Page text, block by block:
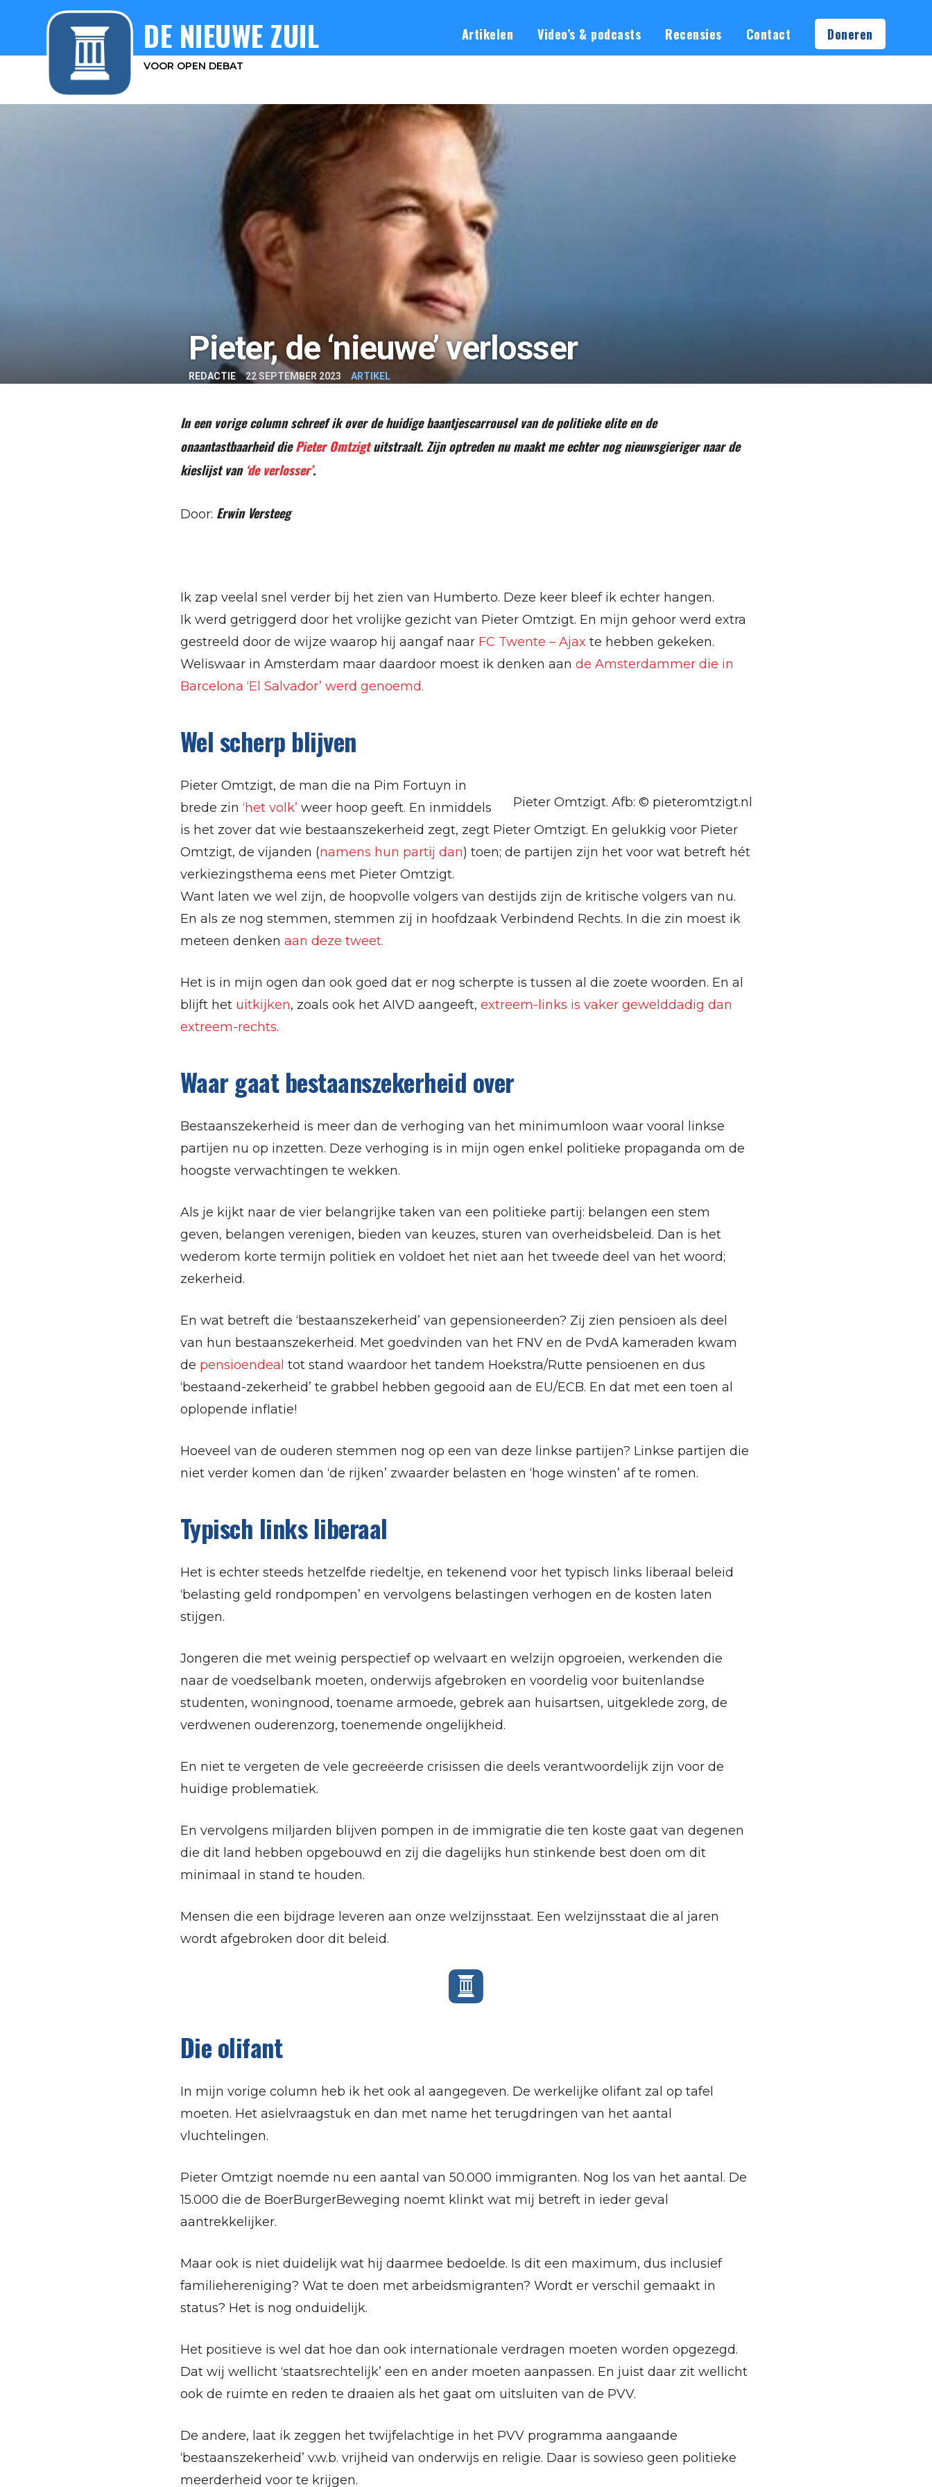
DE NIEUWE ZUIL
VOOR OPEN DEBAT
Artikelen Video’s & podcasts Recensies Contact Doneren
Pieter, de ‘nieuwe’ verlosser
REDACTIE 22 SEPTEMBER 2023 ARTIKEL
In een vorige column schreef ik over de huidige baantjescarrousel van de politieke elite en de
onaantastbaarheid diePieter Omtzigtuitstraalt. Zijn optreden nu maakt me echter nog nieuwsgieriger naar de
kieslijst van ‘de verlosser’.
Door: Erwin Versteeg
Ik zap veelal snel verder bij het zien van Humberto. Deze keer bleef ik echter hangen.
Ik werd getriggerd door het vrolijke gezicht van Pieter Omtzigt. En mijn gehoor werd extra
gestreeld door de wijze waarop hij aangaf naar FC Twente – Ajax te hebben gekeken.
Weliswaar in Amsterdam maar daardoor moest ik denken aan de Amsterdammer die in
Barcelona ‘El Salvador’ werd genoemd.
Wel scherp blijven
Pieter Omtzigt. Afb: © pieteromtzigt.nl
Pieter Omtzigt, de man die na Pim Fortuyn in
brede zin ‘het volk’ weer hoop geeft. En inmiddels
is het zover dat wie bestaanszekerheid zegt, zegt Pieter Omtzigt. En gelukkig voor Pieter
Omtzigt, de vijanden (namens hun partij dan) toen; de partijen zijn het voor wat betreft hét
verkiezingsthema eens met Pieter Omtzigt.
Want laten we wel zijn, de hoopvolle volgers van destijds zijn de kritische volgers van nu.
En als ze nog stemmen, stemmen zij in hoofdzaak Verbindend Rechts. In die zin moest ik
meteen denken aan deze tweet.
Het is in mijn ogen dan ook goed dat er nog scherpte is tussen al die zoete woorden. En al
blijft het uitkijken, zoals ook het AIVD aangeeft, extreem-links is vaker gewelddadig dan
extreem-rechts.
Waar gaat bestaanszekerheid over
Bestaanszekerheid is meer dan de verhoging van het minimumloon waar vooral linkse
partijen nu op inzetten. Deze verhoging is in mijn ogen enkel politieke propaganda om de
hoogste verwachtingen te wekken.
Als je kijkt naar de vier belangrijke taken van een politieke partij: belangen een stem
geven, belangen verenigen, bieden van keuzes, sturen van overheidsbeleid. Dan is het
wederom korte termijn politiek en voldoet het niet aan het tweede deel van het woord;
zekerheid.
En wat betreft die ‘bestaanszekerheid’ van gepensioneerden? Zij zien pensioen als deel
van hun bestaanszekerheid. Met goedvinden van het FNV en de PvdA kameraden kwam
de pensioendeal tot stand waardoor het tandem Hoekstra/Rutte pensioenen en dus
‘bestaand-zekerheid’ te grabbel hebben gegooid aan de EU/ECB. En dat met een toen al
oplopende inflatie!
Hoeveel van de ouderen stemmen nog op een van deze linkse partijen? Linkse partijen die
niet verder komen dan ‘de rijken’ zwaarder belasten en ‘hoge winsten’ af te romen.
Typisch links liberaal
Het is echter steeds hetzelfde riedeltje, en tekenend voor het typisch links liberaal beleid
‘belasting geld rondpompen’ en vervolgens belastingen verhogen en de kosten laten
stijgen.
Jongeren die met weinig perspectief op welvaart en welzijn opgroeien, werkenden die
naar de voedselbank moeten, onderwijs afgebroken en voordelig voor buitenlandse
studenten, woningnood, toename armoede, gebrek aan huisartsen, uitgeklede zorg, de
verdwenen ouderenzorg, toenemende ongelijkheid.
En niet te vergeten de vele gecreëerde crisissen die deels verantwoordelijk zijn voor de
huidige problematiek.
En vervolgens miljarden blijven pompen in de immigratie die ten koste gaat van degenen
die dit land hebben opgebouwd en zij die dagelijks hun stinkende best doen om dit
minimaal in stand te houden.
Mensen die een bijdrage leveren aan onze welzijnsstaat. Een welzijnsstaat die al jaren
wordt afgebroken door dit beleid.
Die olifant
In mijn vorige column heb ik het ook al aangegeven. De werkelijke olifant zal op tafel
moeten. Het asielvraagstuk en dan met name het terugdringen van het aantal
vluchtelingen.
Pieter Omtzigt noemde nu een aantal van 50.000 immigranten. Nog los van het aantal. De
15.000 die de BoerBurgerBeweging noemt klinkt wat mij betreft in ieder geval
aantrekkelijker.
Maar ook is niet duidelijk wat hij daarmee bedoelde. Is dit een maximum, dus inclusief
familiehereniging? Wat te doen met arbeidsmigranten? Wordt er verschil gemaakt in
status? Het is nog onduidelijk.
Het positieve is wel dat hoe dan ook internationale verdragen moeten worden opgezegd.
Dat wij wellicht ‘staatsrechtelijk’ een en ander moeten aanpassen. En juist daar zit wellicht
ook de ruimte en reden te draaien als het gaat om uitsluiten van de PVV.
De andere, laat ik zeggen het twijfelachtige in het PVV programma aangaande
‘bestaanszekerheid’ v.w.b. vrijheid van onderwijs en religie. Daar is sowieso geen politieke
meerderheid voor te krijgen.